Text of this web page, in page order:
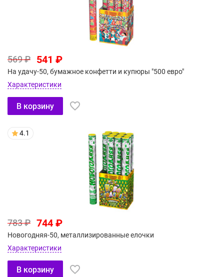
569 ₽ 541 ₽
На удачу-50, бумажное конфетти и купюры "500 евро"
Характеристики
В корзину
4.1
783 ₽ 744 ₽
Новогодняя-50, металлизированные елочки
Характеристики
В корзину